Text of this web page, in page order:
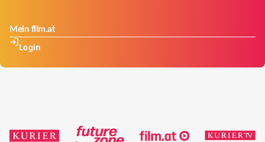
Mein film.at
Login